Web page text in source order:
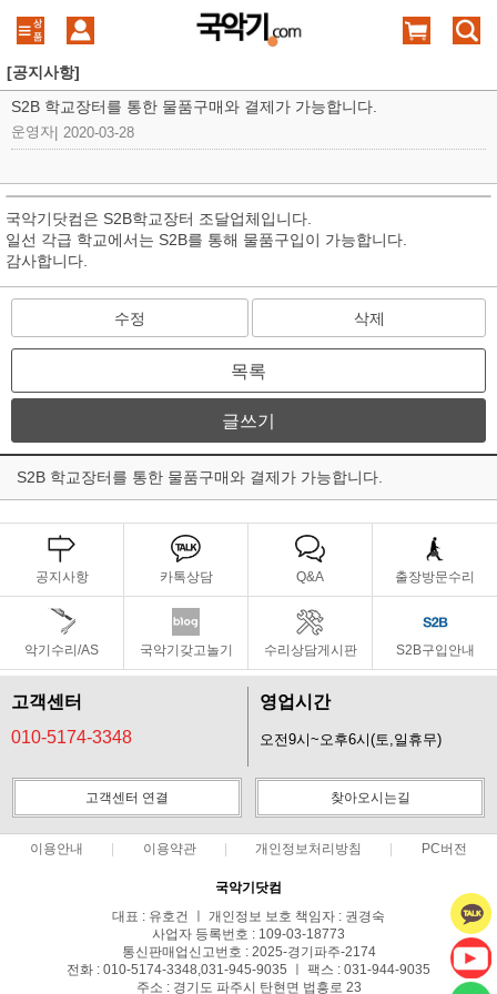
[공지사항]
S2B 학교장터를 통한 물품구매와 결제가 가능합니다.
운영자 2020-03-28
국악기닷컴은 S2B학교장터 조달업체입니다.
일선 각급 학교에서는 S2B를 통해 물품구입이 가능합니다.
감사합니다.
수정 삭제
목록
글쓰기
S2B 학교장터를 통한 물품구매와 결제가 가능합니다.
공지사항 카톡상담 Q&A 출장방문수리
악기수리/AS 국악기갖고놀기 수리상담게시판 S2B구입안내
고객센터
010-5174-3348
영업시간
오전9시~오후6시(토,일휴무)
고객센터 연결 찾아오시는길
이용안내 이용약관 개인정보처리방침 PC버전
국악기닷컴
대표 : 유호건 ㅣ 개인정보 보호 책임자 : 권경숙
사업자 등록번호 : 109-03-18773
통신판매업신고번호 : 2025-경기파주-2174
전화 : 010-5174-3348,031-945-9035 ㅣ 팩스 : 031-944-9035
주소 : 경기도 파주시 탄현면 법흥로 23